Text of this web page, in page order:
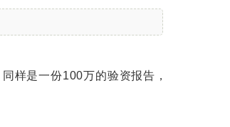
样是一份100万的验资报告，